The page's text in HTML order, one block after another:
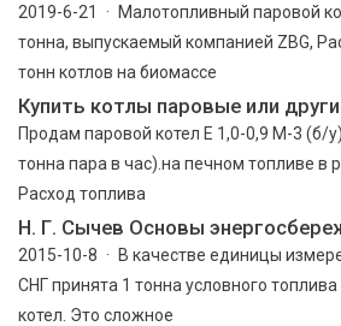
2019-6-21 · Малотопливный паровой
тонна, выпускаемый компанией ZBG,
тонн котлов на биомассе
Купить котлы паровые или
Продам паровой котел Е 1,0-0,9 М-3 (б/
тонна пара в час).на печном топливе в
Расход топлива
Н. Г. Сычев Основы
2015-10-8 · В качестве единицы
СНГ принята 1 тонна условного
котел. Это сложное